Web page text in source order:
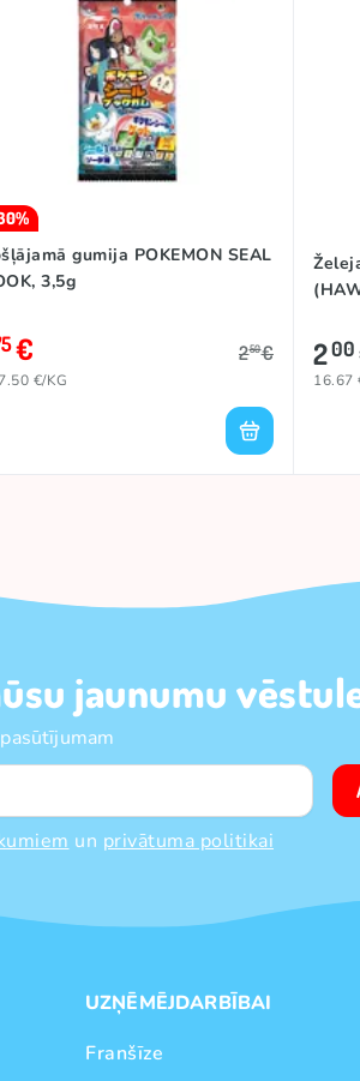
gumija POKEMON SEAL
3,5g
€ 250€
€/KG
200
16.67
jaunumu
un privātuma politikai
UZŅĒMĒJDARBĪBAI
Franšīze